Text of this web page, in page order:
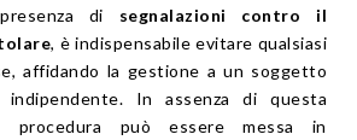
di segnalazioni contro il
, è indispensabile evitare qualsiasi
affidando la gestione a un soggetto
In assenza di questa
procedura può essere messa in